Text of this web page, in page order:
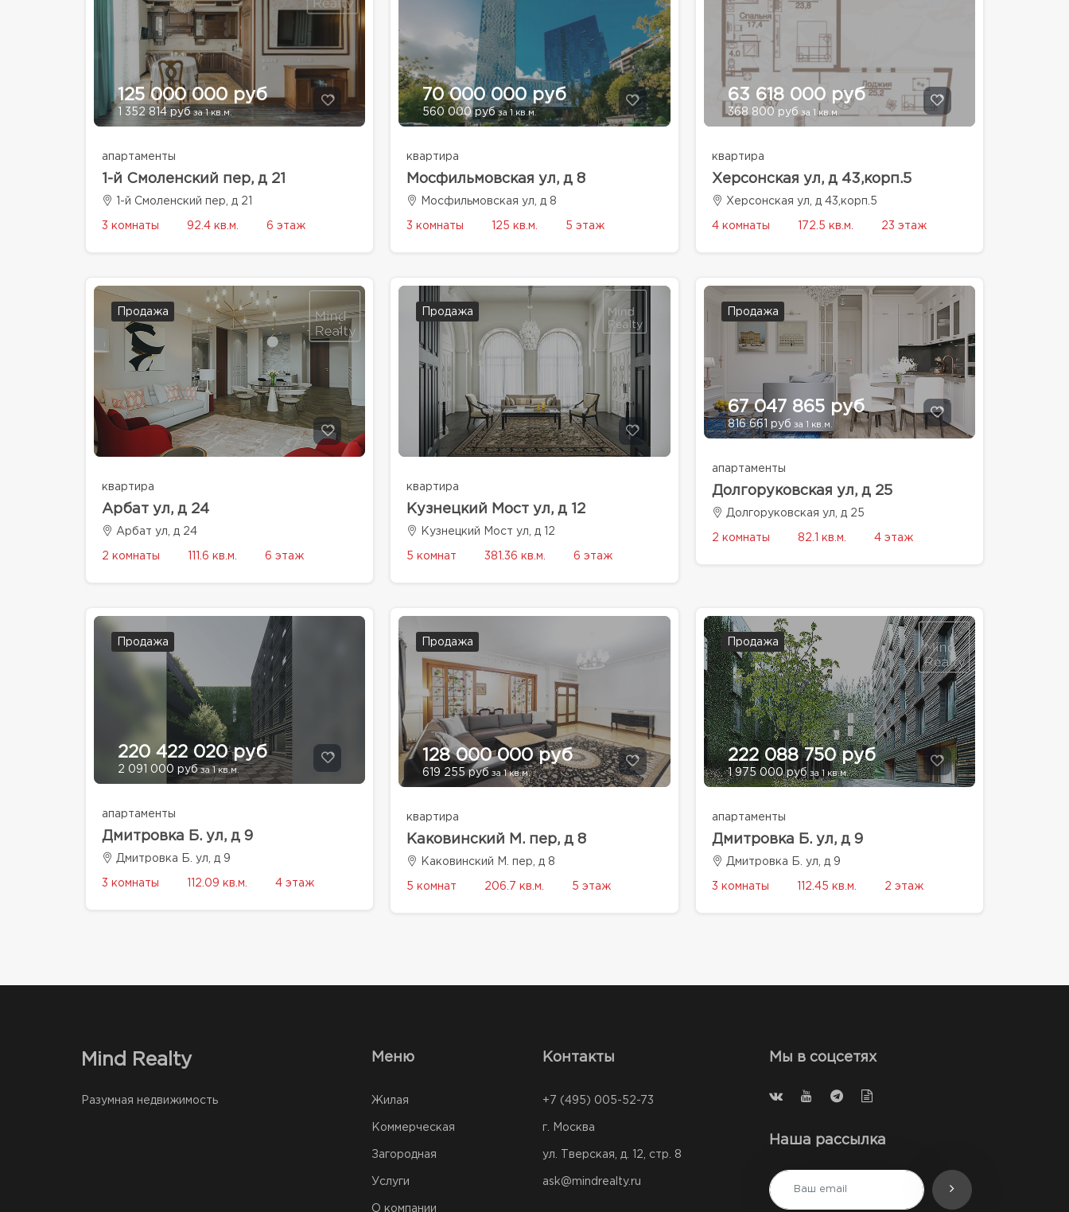
125 000 000 руб
1 352 814 рубза 1 кв.м.
апартаменты
1-й Смоленский пер, д 21
1-й Смоленский пер, д 21
3 комнаты 92.4 кв.м. 6 этаж
70 000 000 руб
560 000 руб за 1 кв.м.
квартира
Мосфильмовская ул, д 8
Мосфильмовская ул, д 8
3 комнаты 125 кв.м. 5 этаж
63 618 000 руб
368 800 рубза 1 кв.м.
квартира
Херсонская ул, д 43,корп.5
Херсонская ул, д 43,корп.5
4 комнаты 172.5 кв.м. 23 этаж
Продажа
квартира
Арбат ул, д 24
Арбат ул, д 24
2 комнаты 111.6 кв.м. 6 этаж
Продажа
квартира
Кузнецкий Мост ул, д 12
Кузнецкий Мост ул, д 12
5 комнат 381.36 кв.м. 6 этаж
Продажа
67 047 865 руб
816 661 руб за 1 кв.м.
апартаменты
Долгоруковская ул, д 25
Долгоруковская ул, д 25
2 комнаты 82.1 кв.м. 4 этаж
Продажа
220 422 020 руб
2 091 000 рубза 1 кв.м.
апартаменты
Дмитровка Б. ул, д 9
Дмитровка Б. ул, д 9
3 комнаты 112.09 кв.м. 4 этаж
Продажа
128 000 000 руб
619 255 руб за 1 кв.м.
квартира
Каковинский М. пер, д 8
Каковинский М. пер, д 8
5 комнат 206.7 кв.м. 5 этаж
Продажа
222 088 750 руб
1 975 000 рубза 1 кв.м.
апартаменты
Дмитровка Б. ул, д 9
Дмитровка Б. ул, д 9
3 комнаты 112.45 кв.м. 2 этаж
Mind Realty
Разумная недвижимость
Меню
Жилая
Коммерческая
Загородная
Услуги
О компании
Контакты
+7 (495) 005-52-73
г. Москва
ул. Тверская, д. 12, стр. 8
ask@mindrealty.ru
Мы в соцсетях
Наша рассылка